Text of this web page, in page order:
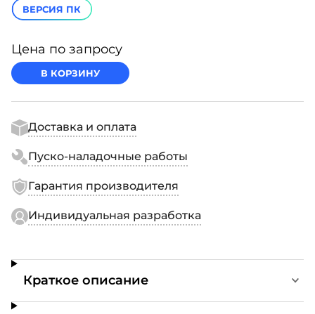
ВЕРСИЯ ПК
Цена по запросу
В КОРЗИНУ
Доставка и оплата
Пуско-наладочные работы
Гарантия производителя
Индивидуальная разработка
Краткое описание